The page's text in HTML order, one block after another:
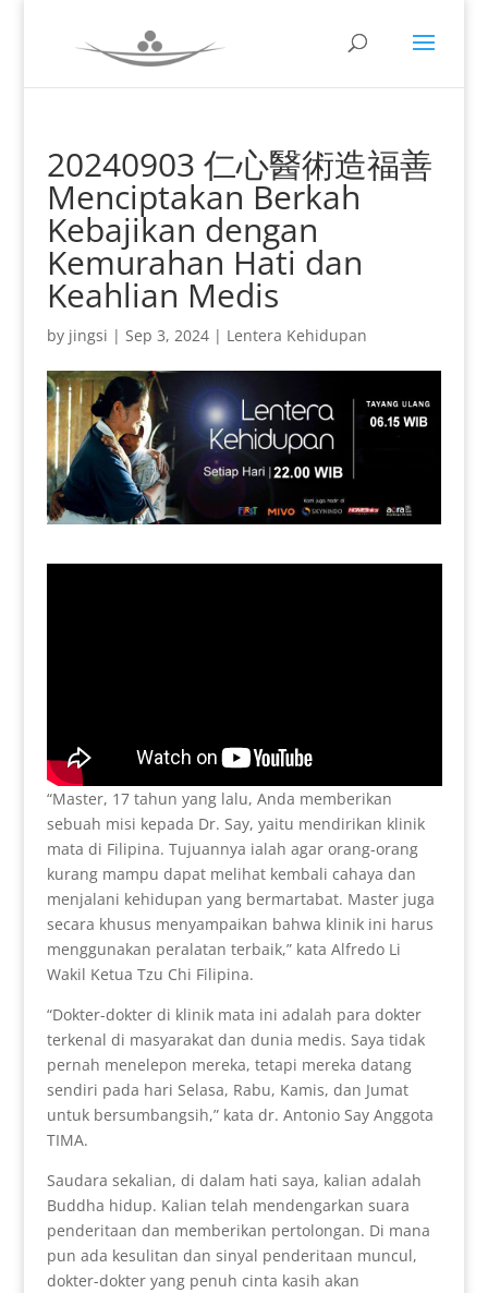
20240903 仁心醫術造福善
Menciptakan Berkah
Kebajikan dengan
Kemurahan Hati dan
Keahlian Medis
by jingsi | Sep 3, 2024| Lentera Kehidupan
“Master, 17 tahun yang lalu, Anda memberikan
sebuah misi kepada Dr. Say, yaitu mendirikan klinik
mata di Filipina. Tujuannya ialah agar orang-orang
kurang mampu dapat melihat kembali cahaya dan
menjalani kehidupan yang bermartabat. Master juga
secara khusus menyampaikan bahwa klinik ini harus
menggunakan peralatan terbaik,” kata Alfredo Li
Wakil Ketua Tzu Chi Filipina.
“Dokter-dokter di klinik mata ini adalah para dokter
terkenal di masyarakat dan dunia medis. Saya tidak
pernah menelepon mereka, tetapi mereka datang
sendiri pada hari Selasa, Rabu, Kamis, dan Jumat
untuk bersumbangsih,” kata dr. Antonio Say Anggota
TIMA.
Saudara sekalian, di dalam hati saya, kalian adalah
Buddha hidup. Kalian telah mendengarkan suara
penderitaan dan memberikan pertolongan. Di mana
pun ada kesulitan dan sinyal penderitaan muncul,
dokter-dokter yang penuh cinta kasih akan